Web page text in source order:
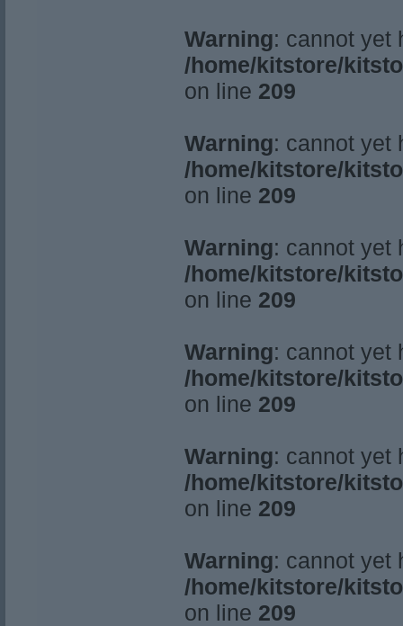
Warning: cannot yet
/home/kitstore/
on line 209
Warning: cannot yet
/home/kitstore/
on line 209
Warning: cannot yet
/home/kitstore/
on line 209
Warning: cannot yet
/home/kitstore/
on line 209
Warning: cannot yet
/home/kitstore/
on line 209
Warning: cannot yet
/home/kitstore/
on line 209